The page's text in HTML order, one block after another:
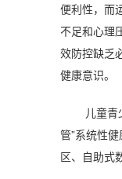
便利性，而
不足和心理
效防控缺乏
健康意识。
儿童
管”系统性
区、自助式